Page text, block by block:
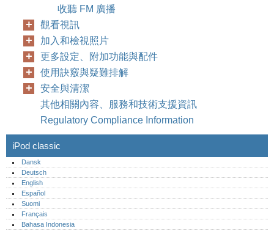
收聽 FM 廣播
觀看視訊
加入和檢視照片
更多設定、附加功能與配件
使用訣竅與疑難排解
安全與清潔
其他相關內容、服務和技術支援資訊
Regulatory Compliance Information
iPod classic
Dansk
Deutsch
English
Español
Suomi
Français
Bahasa Indonesia